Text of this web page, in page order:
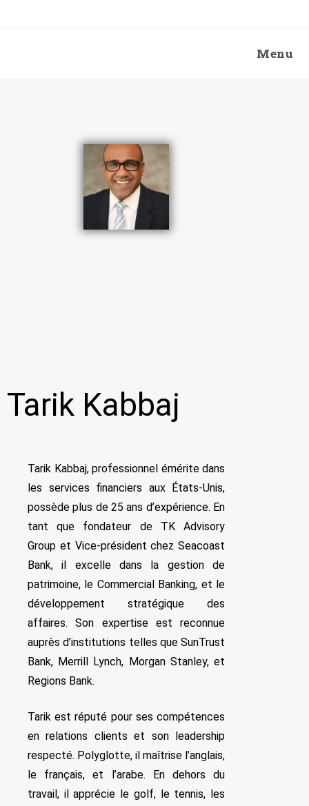
Menu
> Tarik Kabbaj >
Tarik Kabbaj
Tarik Kabbaj, professionnel émérite dans
les services financiers aux États-Unis,
possède plus de 25 ans d’expérience. En
tant que fondateur de TK Advisory
Group et Vice-président chez Seacoast
Bank, il excelle dans la gestion de
patrimoine, le Commercial Banking, et le
développement stratégique des
affaires. Son expertise est reconnue
auprès d’institutions telles que SunTrust
Bank, Merrill Lynch, Morgan Stanley, et
Regions Bank.
Tarik est réputé pour ses compétences
en relations clients et son leadership
respecté. Polyglotte, il maîtrise l’anglais,
le français, et l’arabe. En dehors du
travail, il apprécie le golf, le tennis, les